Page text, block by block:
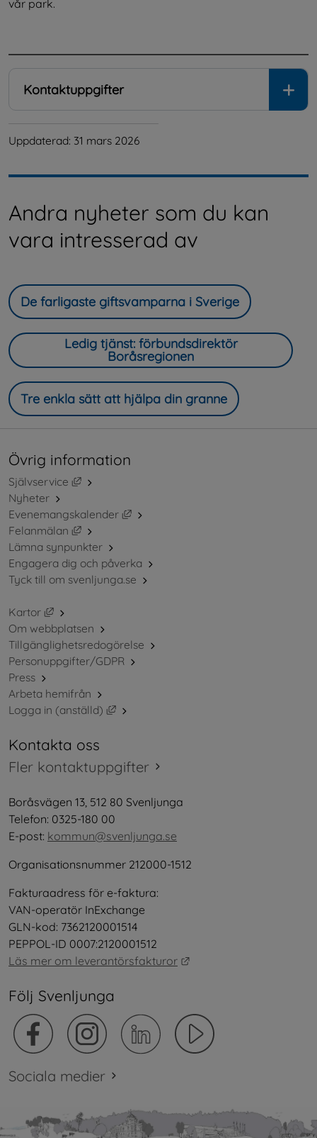
vår park.
Kontaktuppgifter
Uppdaterad: 31 mars 2026
Andra nyheter som du kan
vara intresserad av
De farligaste giftsvamparna i Sverige
Ledig tjänst: förbundsdirektör
Boråsregionen
Tre enkla sätt att hjälpa din granne
Övrig information
Självservice
Länk till annan webbplats, öppnas i nytt fönster.
Nyheter
Evenemangskalender
Länk till annan webbplats, öppnas i
Felanmälan
Länk till annan webbplats, öppnas i nytt fönster.
Lämna synpunkter
Engagera dig och påverka
Tyck till om svenljunga.se
Kartor
Länk till annan webbplats, öppnas i nytt fönster.
Om webbplatsen
Tillgänglighetsredogörelse
Personuppgifter/GDPR
Press
Arbeta hemifrån
Logga in (anställd)
Länk till annan webbplats, öppnas i nytt
Kontakta oss
Fler kontaktuppgifter
Boråsvägen 13, 512 80 Svenljunga
Telefon: 0325-180 00
E-post: kommun@svenljunga.se
Organisationsnummer 212000-1512
Fakturaadress för e-faktura:
VAN-operatör InExchange
GLN-kod: 7362120001514
PEPPOL-ID 0007:2120001512
Läs mer om leverantörsfakturor
Följ Svenljunga
Sociala medier